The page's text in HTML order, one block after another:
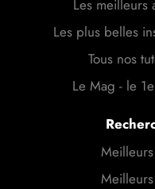
Les meilleurs
Les plus belles
Tous nos
Le Mag - le